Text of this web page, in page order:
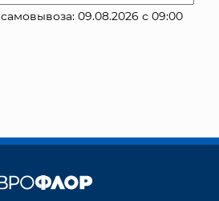
09.08.2026 с 09:00